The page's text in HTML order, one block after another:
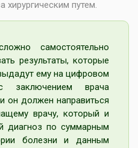
хирургическим путем.
самостоятельно
результаты, которые
ему на цифровом
заключением врача
он должен направиться
врачу, который и
диагноз по суммарным
болезни и данным